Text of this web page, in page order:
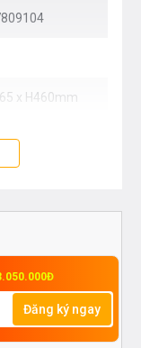
x H460mm
Đăng ký ngay